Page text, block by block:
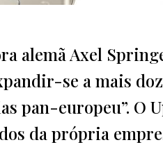
alemã Axel
se a mais
pan-europeu”. O
da própria